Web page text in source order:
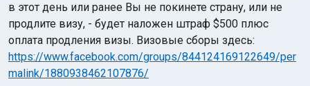
в этот день или ранее Вы не покинете страну, или не
продлите визу, - будет наложен штраф $500 плюс
оплата продления визы. Визовые сборы здесь:
https://www.facebook.com/groups/844124169122649/per
malink/1880938462107876/